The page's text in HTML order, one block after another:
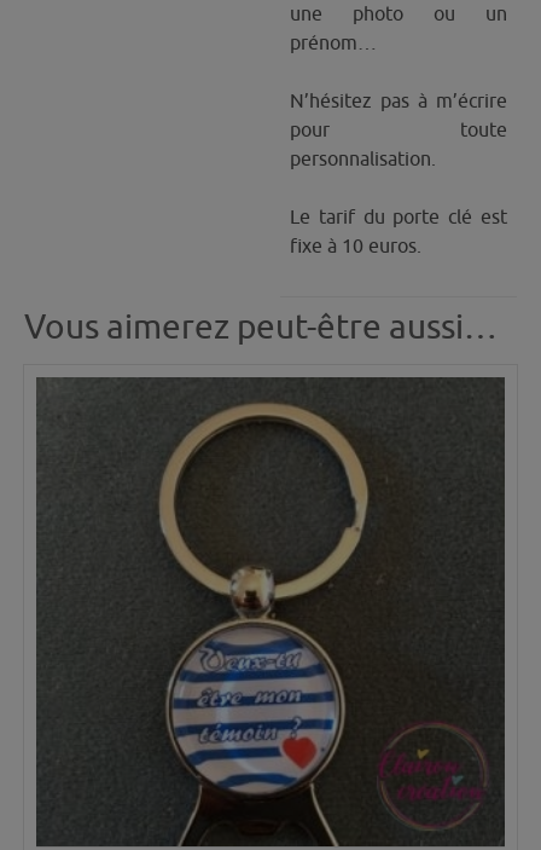
une photo ou un
prénom…
N’hésitez pas à m’écrire
pour toute
personnalisation.
Le tarif du porte clé est
fixe à 10 euros.
Vous aimerez peut-être aussi…